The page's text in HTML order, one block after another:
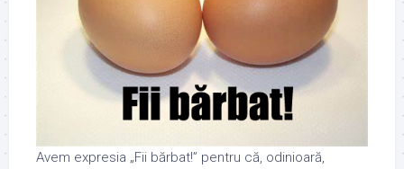
Avem expresia „Fii bărbat!” pentru că, odinioară,